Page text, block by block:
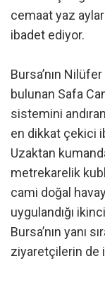
cemaat yaz
ibadet ediyor.
Bursa’nın
bulunan Safa
sistemini
en dikkat çekici
Uzaktan
metrekarelik
cami doğal
uygulandığı
Bursa’nın yanı
ziyaretçilerin de